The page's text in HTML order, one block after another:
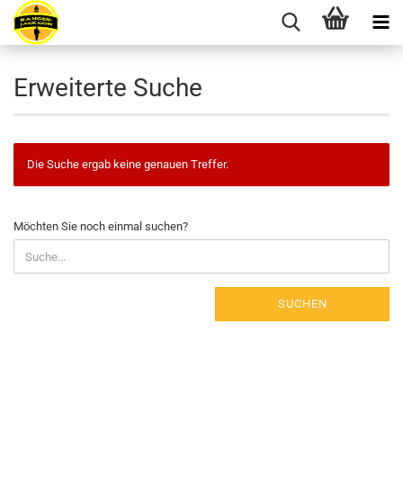
Erweiterte Suche
Die Suche ergab keine genauen Treffer.
MÖCHTEN
SIE
NOCH
EINMAL
Möchten Sie noch einmal suchen?
SUCHEN